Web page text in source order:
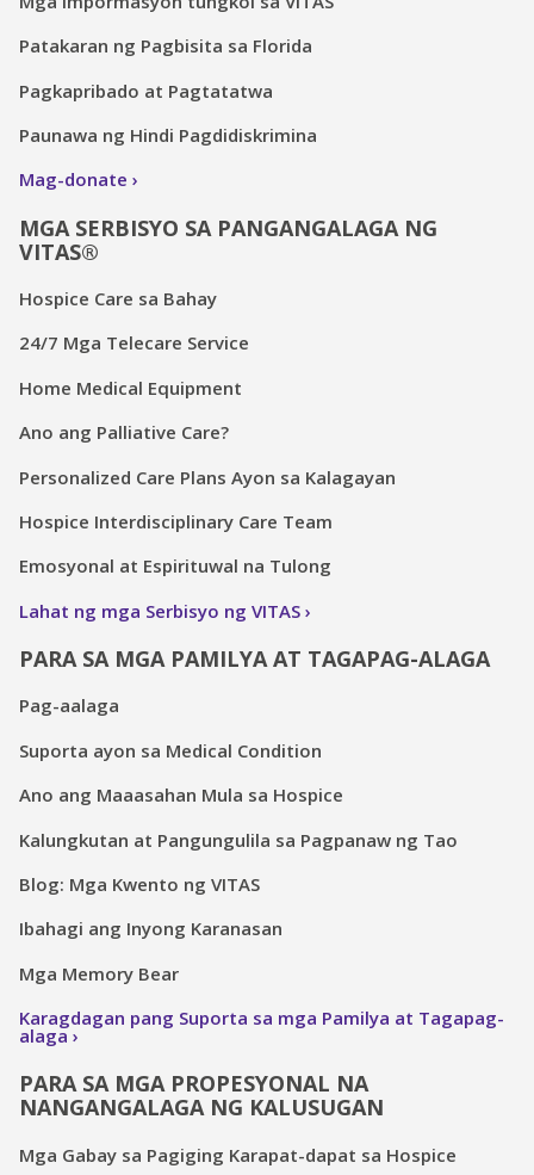
Patakaran ng Pagbisita sa Florida
Pagkapribado at Pagtatatwa
Paunawa ng Hindi Pagdidiskrimina
Mag-donate
MGA SERBISYO SA PANGANGALAGA NG
VITAS®
Hospice Care sa Bahay
24/7 Mga Telecare Service
Home Medical Equipment
Ano ang Palliative Care?
Personalized Care Plans Ayon sa Kalagayan
Hospice Interdisciplinary Care Team
Emosyonal at Espirituwal na Tulong
Lahat ng mga Serbisyo ng VITAS
PARA SA MGA PAMILYA AT TAGAPAG-ALAGA
Pag-aalaga
Suporta ayon sa Medical Condition
Ano ang Maaasahan Mula sa Hospice
Kalungkutan at Pangungulila sa Pagpanaw ng Tao
Blog: Mga Kwento ng VITAS
Ibahagi ang Inyong Karanasan
Mga Memory Bear
Karagdagan pang Suporta sa mga Pamilya at Tagapag-
alaga
PARA SA MGA PROPESYONAL NA
NANGANGALAGA NG KALUSUGAN
Mga Gabay sa Pagiging Karapat-dapat sa Hospice